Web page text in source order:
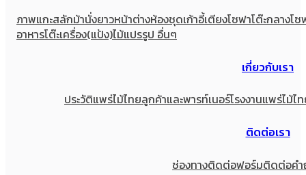
ภาพแกะสลักม้านั่งยาวหน้าต่างห้องชุดเก้าอี้เตียงโซฟาโต๊ะกลางโซ
อาหารโต๊ะเครื่อง(แป้ง)ไม้แปรรูป อื่นๆ
เกี่ยวกับเรา
ประวัติแพร่ไม้ไทยลูกค้าและพารท์เนอร์โรงงานแพร่ไม้ไ
ติดต่อเรา
ช่องทางติดต่อฟอร์มติดต่อค